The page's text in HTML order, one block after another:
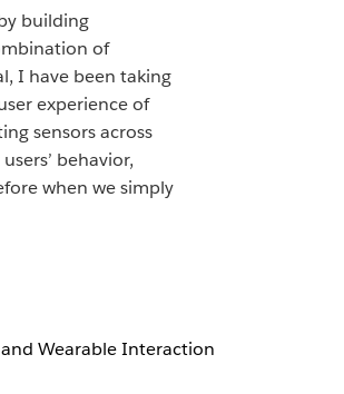
building
of
I have been taking
experience of
sensors across
behavior,
when we simply
Wearable Interaction